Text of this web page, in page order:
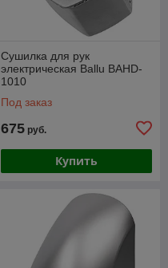
Сушилка для рук
электрическая Ballu BAHD-
1010
Под заказ
675 руб.
Купить